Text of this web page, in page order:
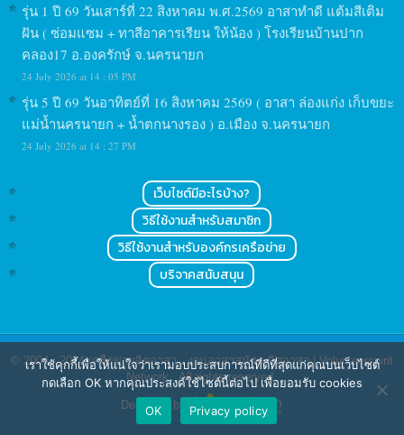
รุ่น 1 ปี 69 วันเสาร์ที่ 22 สิงหาคม พ.ศ.2569 อาสาทำดี แต้มสีเติม
ฝัน ( ซ่อมแซม + ทาสีอาคารเรียน ให้น้อง ) โรงเรียนบ้านปาก
คลอง17 อ.องครักษ์ จ.นครนายก
24 July 2026 at 14 : 05 PM
รุ่น 5 ปี 69 วันอาทิตย์ที่ 16 สิงหาคม 2569 ( อาสา ล่องแก่ง เก็บขยะ
แม่น้ำนครนายก + น้ำตกนางรอง ) อ.เมือง จ.นครนายก
24 July 2026 at 14 : 27 PM
เว็บไซต์มีอะไรบ้าง?
วิธีใช้งานสำหรับสมาชิก
วิธีใช้งานสำหรับองค์กรเครือข่าย
บริจาคสนับสนุน
© 2004 - 2024เครือข่ายจิตอาสา : งานอาสาสมัคร จิตอาสา | Volunteerspirit
Network . All rights reserved.
Designed by
เราใช้คุกกี้เพื่อให้แน่ใจว่าเรามอบประสบการณ์ที่ดีที่สุดแก่คุณบนเว็บไซต์
กดเลือก OK หากคุณประสงค์ใช้ไซต์นี้ต่อไป เพื่อยอมรับ cookies
OK
Privacy policy